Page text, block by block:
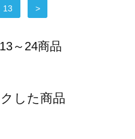
13 >
～24商品
した商品